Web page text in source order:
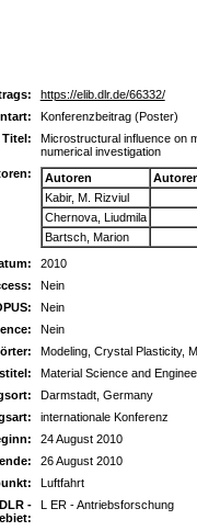
https://elib.dlr.de/66332/
Konferenzbeitrag (Poster)
Titel:
Microstructural influence on
numerical investigation
Autoren
Kabir, M. Rizviul
Chernova, Liudmila
Bartsch, Marion
2010
Nein
Nein
Nein
Modeling, Crystal Plasticity,
Material Science and
Darmstadt, Germany
internationale Konferenz
24 August 2010
26 August 2010
Luftfahrt
DLR -
L ER - Antriebsforschung